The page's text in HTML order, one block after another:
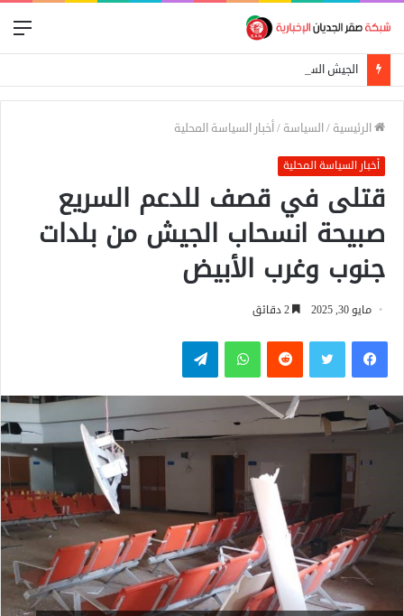
الرئيسية /السياسة /أخبار السياسة المحلية
أخبار السياسة المحلية
قتلى في قصف للدعم السريع
صبيحة انسحاب الجيش من بلدات
جنوب وغرب الأبيض
مايو 30, 2025
فيسبوكتويتر واتساب تيلقرام